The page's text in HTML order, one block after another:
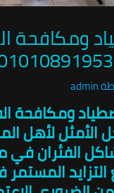
ومكافحة
admin
ومكافحة
الأمثل لأهل
الفئران في